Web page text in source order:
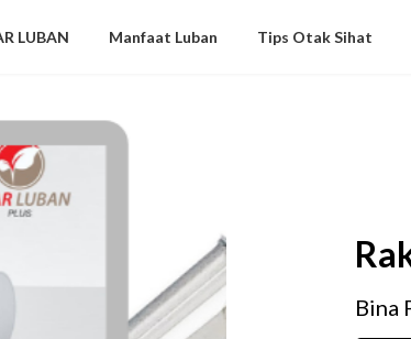
LUBAN Manfaat Luban Tips Otak Sihat
Diperlukan
Bersama Kami